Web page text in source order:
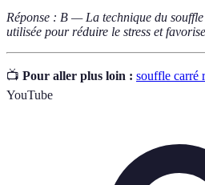
Réponse : B — La technique du
utilisée pour réduire le stress et
📺 Pour aller plus loin : souffle carré
YouTube